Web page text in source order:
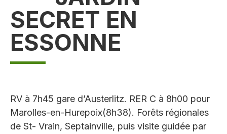
SECRET EN
ESSONNE
RV à 7h45 gare d’Austerlitz. RER C à 8h00 pour
Marolles-en-Hurepoix(8h38). Forêts régionales
de St- Vrain, Septainville, puis visite guidée par